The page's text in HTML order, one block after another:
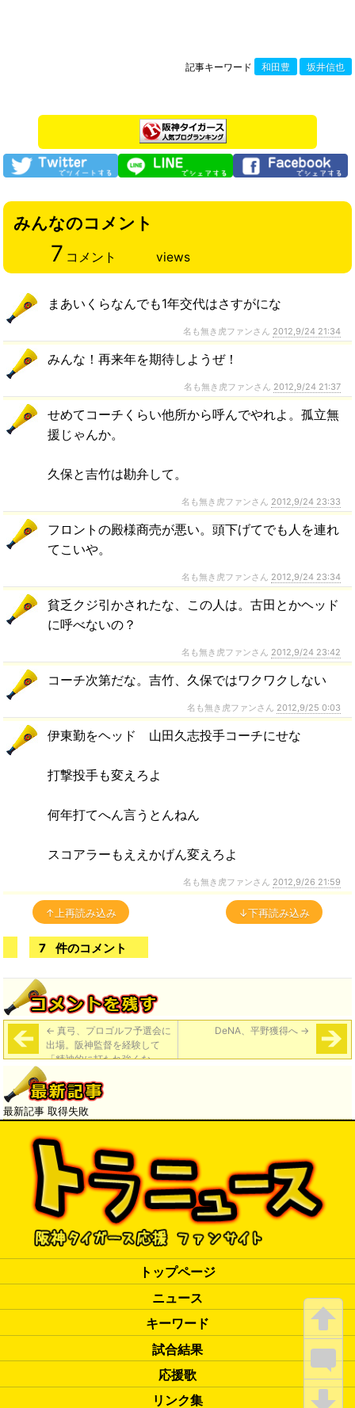
記事キーワード 和田豊 坂井信也
みんなのコメント
7 コメント views
まあいくらなんでも1年交代はさすがにな
名も無き虎ファンさん 2012,9/24 21:34
みんな！再来年を期待しようぜ！
名も無き虎ファンさん 2012,9/24 21:37
せめてコーチくらい他所から呼んでやれよ。孤立無
援じゃんか。
久保と吉竹は勘弁して。
名も無き虎ファンさん 2012,9/24 23:33
フロントの殿様商売が悪い。頭下げてでも人を連れ
てこいや。
名も無き虎ファンさん 2012,9/24 23:34
貧乏クジ引かされたな、この人は。古田とかヘッド
に呼べないの？
名も無き虎ファンさん 2012,9/24 23:42
コーチ次第だな。吉竹、久保ではワクワクしない
名も無き虎ファンさん 2012,9/25 0:03
伊東勤をヘッド 山田久志投手コーチにせな
打撃投手も変えろよ
何年打てへん言うとんねん
スコアラーもええかげん変えろよ
名も無き虎ファンさん 2012,9/26 21:59
↑上再読み込み ↓下再読み込み
7 件のコメント
← 真弓、プロゴルフ予選会に
出場。阪神監督を経験して
「精神的に打たれ強くなっ
た」
DeNA、平野獲得へ →
最新記事 取得失敗
トップページ
ニュース
キーワード
試合結果
応援歌
リンク集